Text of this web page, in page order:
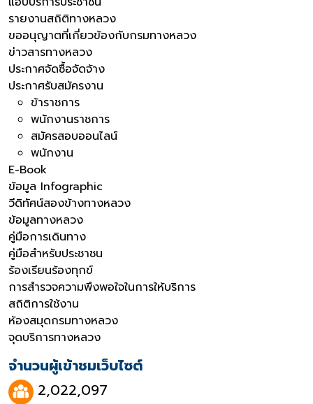
รายงานสถิติทางหลวง
ขออนุญาตที่เกี่ยวข้องกับกรมทางหลวง
ข่าวสารทางหลวง
ประกาศจัดซื้อจัดจ้าง
ประกาศรับสมัครงาน
ข้าราชการ
พนักงานราชการ
สมัครสอบออนไลน์
พนักงาน
E-Book
ข้อมูล Infographic
วีดิทัศน์สองข้างทางหลวง
ข้อมูลทางหลวง
คู่มือการเดินทาง
คู่มือสำหรับประชาชน
ร้องเรียนร้องทุกข์
การสำรวจความพึงพอใจในการให้บริการ
สถิติการใช้งาน
ห้องสมุดกรมทางหลวง
จุดบริการทางหลวง
จำนวนผู้เข้าชมเว็บไซต์
2,022,097